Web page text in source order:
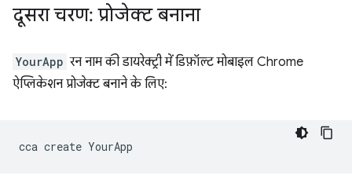
दूसरा चरण: प्रोजेक्ट बनाना
YourApp रन नाम की डायरेक्ट्री में डिफ़ॉल्ट मोबाइल Chrome
ऐप्लिकेशन प्रोजेक्ट बनाने के लिए:
cca create